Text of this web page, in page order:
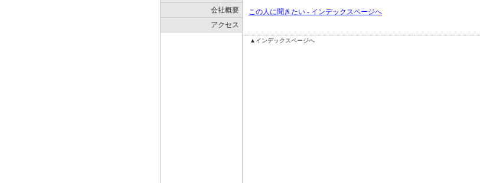
会社概要
アクセス
この人に聞きたい - インデックスページへ
▲インデックスページへ